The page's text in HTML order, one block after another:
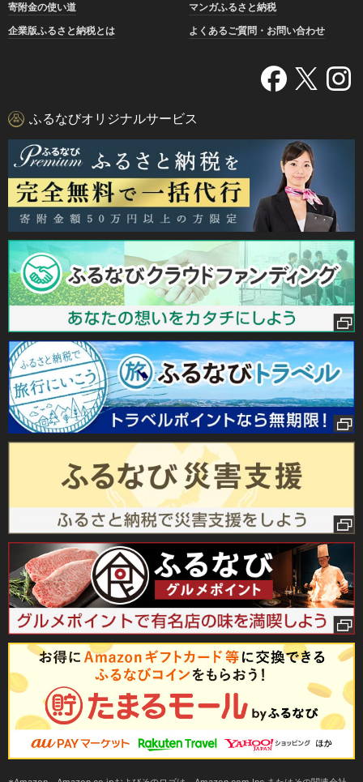
寄附金の使い道
マンガふるさと納税
企業版ふるさと納税とは
よくあるご質問・お問い合わせ
ふるなびオリジナルサービス